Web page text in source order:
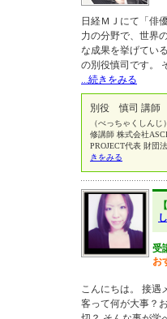
日経ＭＪにて「俳
力の分野で、世界
な成果を挙げてい
の別役慎司です。
...続きをみる
別役 慎司 講師
（べっちゃくしん
修講師 株式会社
PROJECT代表 財団
きをみる
受
お
こんにちは。 接
客って何が大事？